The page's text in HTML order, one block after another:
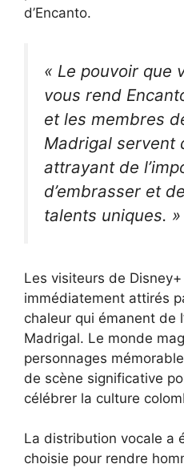
d’Encanto.
« Le pouvoir que
vous rend
et les membres
Madrigal servent
attrayant de
d’embrasser et
talents uniques. »
Les visiteurs de
immédiatement attirés
chaleur qui émanent de
Madrigal. Le monde
personnages
de scène significative
célébrer la culture
La distribution vocale a
choisie pour rendre